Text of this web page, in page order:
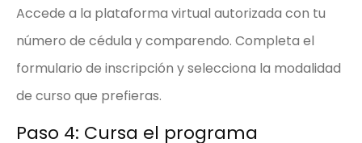
Accede a la plataforma virtual autorizada con tu
número de cédula y comparendo. Completa el
formulario de inscripción y selecciona la modalidad
de curso que prefieras.
Paso 4: Cursa el programa